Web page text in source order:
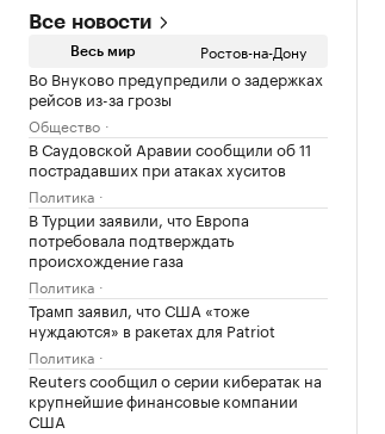
Все новости
Весь мир Ростов-на-Дону
Во Внуково предупредили о задержках
рейсов из-за грозы
Общество
В Саудовской Аравии сообщили об 11
пострадавших при атаках хуситов
Политика
В Турции заявили, что Европа
потребовала подтверждать
происхождение газа
Политика
Трамп заявил, что США «тоже
нуждаются» в ракетах для Patriot
Политика
Reuters сообщил о серии кибератак на
крупнейшие финансовые компании
США